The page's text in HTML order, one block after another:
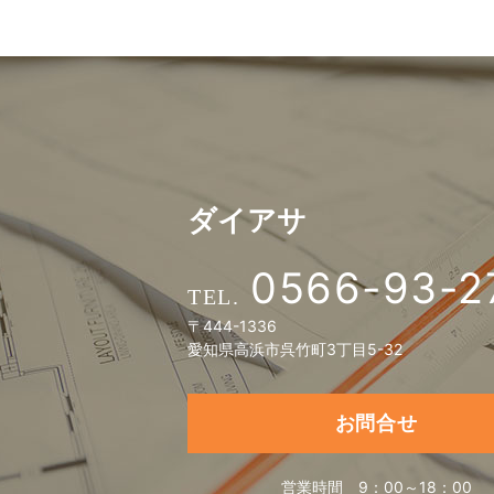
ダイアサ
0566-93-
〒444-1336
愛知県高浜市呉竹町3丁目5-32
お問合せ
営業時間 9：00～18：00